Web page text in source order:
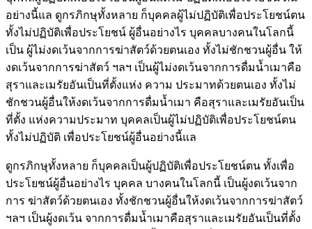
อย่างนี้แล ดูกรภิกษุทั้งหลาย ก็บุคคลผู้ไม่ปฏิบัติเพื่อประโยชน์ตน
ทั้งไม่ปฏิบัติเพื่อประโยชน์ ผู้อื่นอย่างไร บุคคลบางคนในโลกนี้
เป็น ผู้ไม่งดเว้นจากการฆ่าสัตว์ด้วยตนเอง ทั้งไม่ชักชวนผู้อื่น ให้
งดเว้นจากการฆ่าสัตว์ ฯลฯ เป็นผู้ไม่งดเว้นจากการดื่มน้ำเมาคือ
สุราและเมรัยอันเป็นที่ตั้งแห่ง ความ ประมาทด้วยตนเอง ทั้งไม่
ชักชวนผู้อื่นให้งดเว้นจากการดื่มน้ำเมา คือสุราและเมรัยอันเป็น
ที่ตั้ง แห่งความประมาท บุคคลเป็นผู้ไม่ปฏิบัติเพื่อประโยชน์ตน
ทั้งไม่ปฏิบัติ เพื่อประโยชน์ผู้อื่นอย่างนี้แล
ดูกรภิกษุทั้งหลาย ก็บุคคลเป็นผู้ปฏิบัติเพื่อประโยชน์ตน ทั้งเพื่อ
ประโยชน์ผู้อื่นอย่างไร บุคคล บางคนในโลกนี้ เป็นผู้งดเว้นจาก
การ ฆ่าสัตว์ด้วยตนเอง ทั้งชักชวนผู้อื่นให้งดเว้นจากการฆ่าสัตว์
ฯลฯ เป็นผู้งดเว้น จากการดื่มน้ำเมาคือสุราและเมรัยอันเป็นที่ตั้ง